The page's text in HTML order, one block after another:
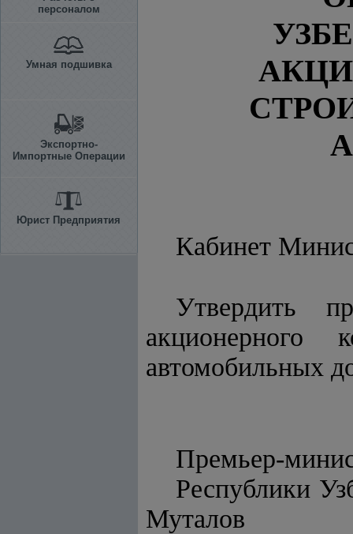
персоналом
Умная подшивка
Экспортно-
Импортные Операции
Юрист Предприятия
Кабинет
Утвердить
акционерного
автомобильных
Премьер-
Муталов